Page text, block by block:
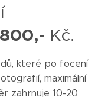
Kč.
které po focení
maximální
zahrnuje 10-20